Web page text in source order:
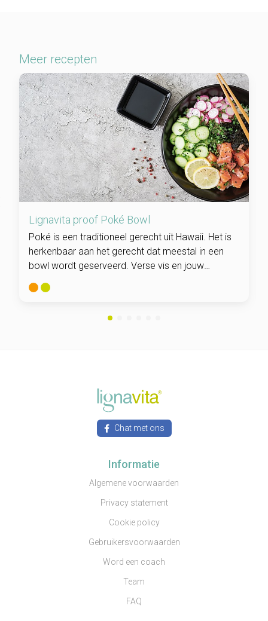
Meer recepten
Lignavita proof Poké Bowl
Poké is een traditioneel gerecht uit Hawaii. Het is
herkenbaar aan het gerecht dat meestal in een
bowl wordt geserveerd. Verse vis en jouw
favoriete groenten staan centraal in dit heerlijk
gezond gerecht.
Chat met ons
Informatie
Algemene voorwaarden
Privacy statement
Cookie policy
Gebruikersvoorwaarden
Word een coach
Team
FAQ